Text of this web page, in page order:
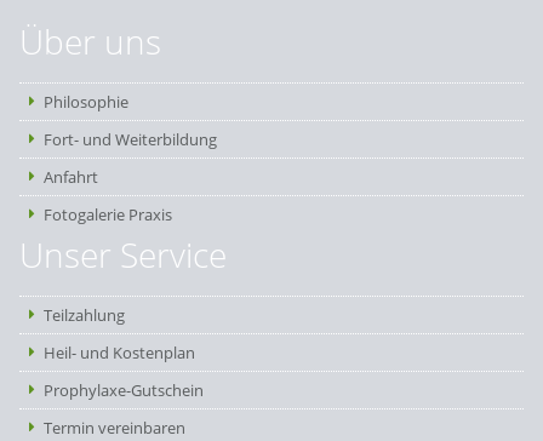
Über uns
Philosophie
Fort- und Weiterbildung
Anfahrt
Fotogalerie Praxis
Unser Service
Teilzahlung
Heil- und Kostenplan
Prophylaxe-Gutschein
Termin vereinbaren